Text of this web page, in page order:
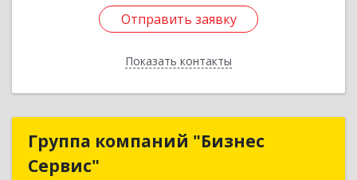
Отправить заявку
Показать контакты
Отправить заявку
Назад
Группа компаний "Бизнес
Сервис"
Группа компаний "Бизнес